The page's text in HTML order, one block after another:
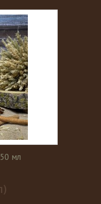
мл